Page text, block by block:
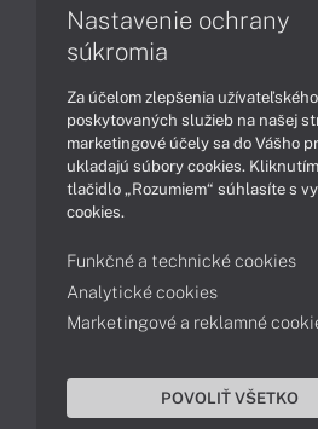
Články
Obchodné informácie
Technológie
Obsah
Ako nakupovať
Možnosti
Podpora a servis
Servisné
Kontakty
043 4224 771
Nastavenie ochrany
súkromia
Za účelom zlepšenia
poskytovaných služieb na našej
marketingové účely sa do Vášho
ukladajú súbory cookies.
tlačidlo „Rozumiem“ súhlasíte s
cookies.
Funkčné a technické cookies
Analytické cookies
Marketingové a reklamné
POVOLIŤ VŠETKO